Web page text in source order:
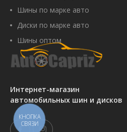
Интернет-магазин
автомобильных шин и дисков
Шины по марке авто
Диски по марке авто
Шины оптом
КНОПКА
СВЯЗИ